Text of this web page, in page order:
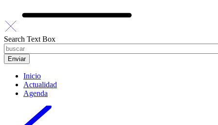
Search Text Box
Inicio
Actualidad
Agenda